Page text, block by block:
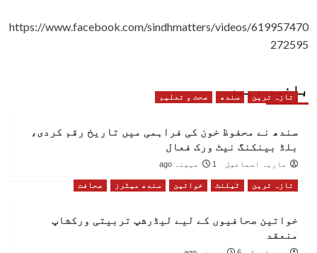
https://www.facebook.com/sindhmatters/videos/619957470
272595
باخبر رہیں
تازہ ترین سندھ صحت و تعلیم
سندھ نے محفوظ خون کی فراہمی میں تاریخ رقم کردی،
بلڈ بینکنگ نیٹ ورک فعال
ماریہ اسماعیل 1 مہینہ ago
تازہ ترین ٹیلنٹ خواتین سندھ میٹرز صحافت
خواتین صحافیوں کے لیے لیڈرشپ تربیتی ورکشاپ
منعقد